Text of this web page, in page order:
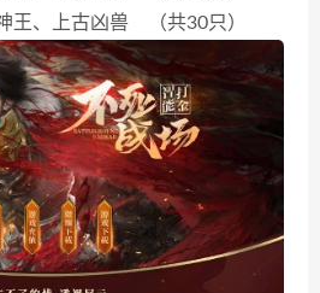
、上古凶兽 （共30只）